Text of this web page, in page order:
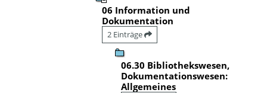
06 Information und
Dokumentation
2 Einträge
06.30 Bibliothekswesen,
Dokumentationswesen:
Allgemeines